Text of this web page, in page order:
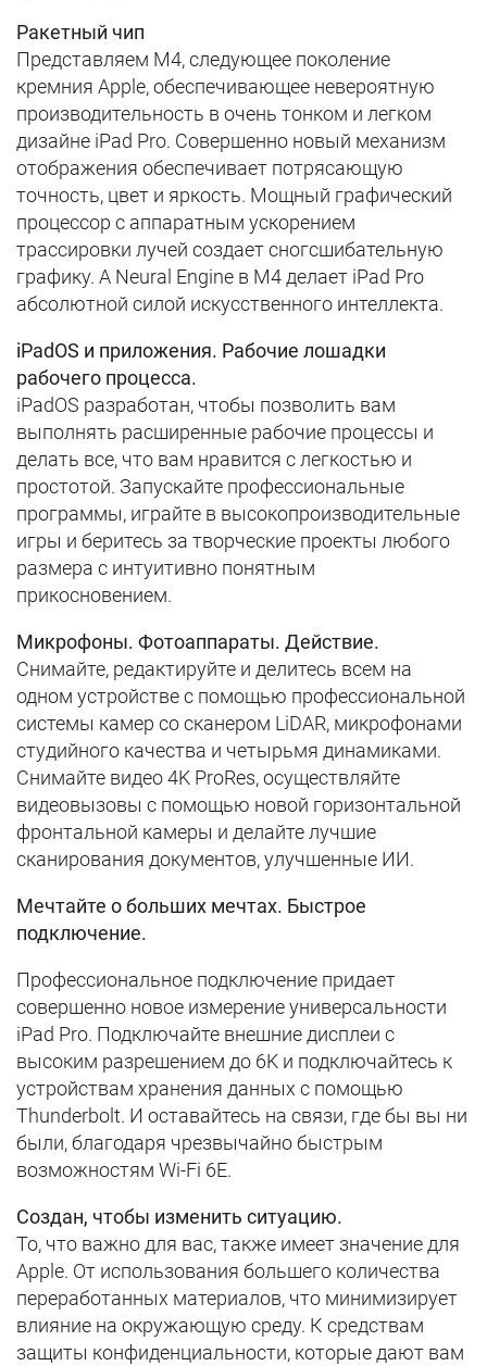
Ракетный чип
Представляем M4, следующее поколение
кремния Apple, обеспечивающее невероятную
производительность в очень тонком и легком
дизайне iPad Pro. Совершенно новый механизм
отображения обеспечивает потрясающую
точность, цвет и яркость. Мощный графический
процессор с аппаратным ускорением
трассировки лучей создает сногсшибательную
графику. А Neural Engine в M4 делает iPad Pro
абсолютной силой искусственного интеллекта.
iPadOS и приложения. Рабочие лошадки
рабочего процесса.
iPadOS разработан, чтобы позволить вам
выполнять расширенные рабочие процессы и
делать все, что вам нравится с легкостью и
простотой. Запускайте профессиональные
программы, играйте в высокопроизводительные
игры и беритесь за творческие проекты любого
размера с интуитивно понятным
прикосновением.
Микрофоны. Фотоаппараты. Действие.
Снимайте, редактируйте и делитесь всем на
одном устройстве с помощью профессиональной
системы камер со сканером LiDAR, микрофонами
студийного качества и четырьмя динамиками.
Снимайте видео 4K ProRes, осуществляйте
видеовызовы с помощью новой горизонтальной
фронтальной камеры и делайте лучшие
сканирования документов, улучшенные ИИ.
Мечтайте о больших мечтах. Быстрое
подключение.
Профессиональное подключение придает
совершенно новое измерение универсальности
iPad Pro. Подключайте внешние дисплеи с
высоким разрешением до 6K и подключайтесь к
устройствам хранения данных с помощью
Thunderbolt. И оставайтесь на связи, где бы вы ни
были, благодаря чрезвычайно быстрым
возможностям Wi-Fi 6E.
Создан, чтобы изменить ситуацию.
То, что важно для вас, также имеет значение для
Apple. От использования большего количества
переработанных материалов, что минимизирует
влияние на окружающую среду. К средствам
защиты конфиденциальности, которые дают вам